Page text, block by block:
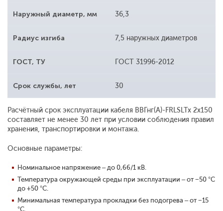
Наружный диаметр, мм 36,3
Радиус изгиба 7,5 наружных диаметров
ГОСТ, ТУ ГОСТ 31996-2012
Срок службы, лет 30
Расчётный срок эксплуатации кабеля ВВГнг(А)-FRLSLTx 2x150
составляет не менее 30 лет при условии соблюдения правил
хранения, транспортировки и монтажа.
Основные параметры:
Номинальное напряжение – до 0,66/1 кВ.
Температура окружающей среды при эксплуатации – от −50 °С
до +50 °С.
Минимальная температура прокладки без подогрева – от −15
°С.